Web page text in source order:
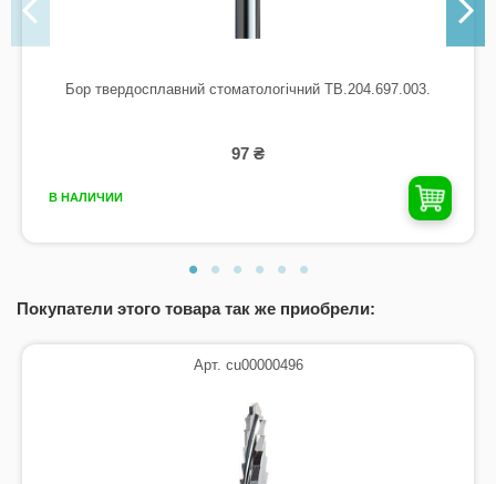
Бор твердосплавний стоматологічний TB.204.697.003.
97 ₴
В НАЛИЧИИ
Покупатели этого товара так же приобрели:
Арт. cu00000496